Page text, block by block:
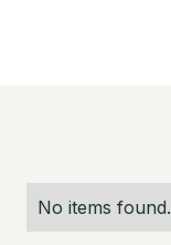
No items found.